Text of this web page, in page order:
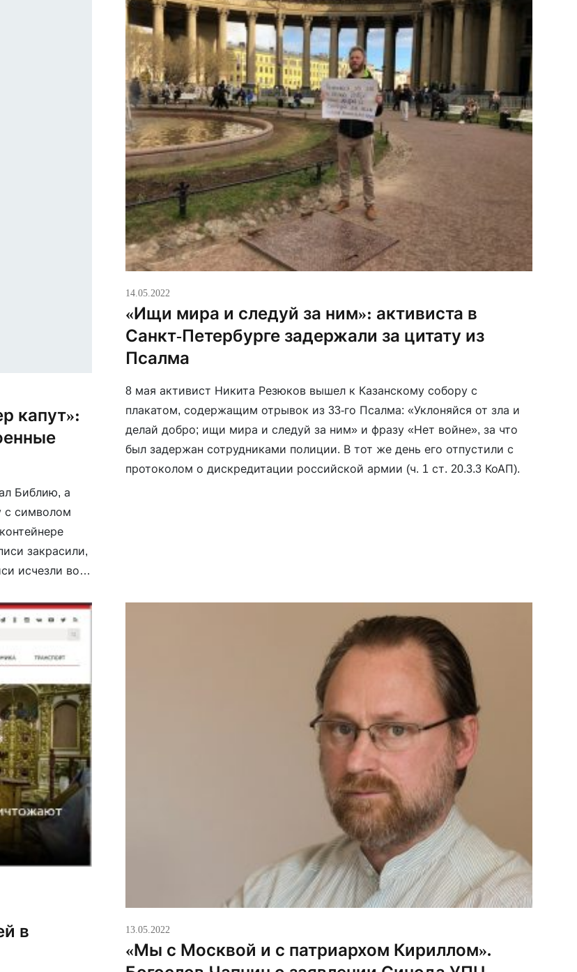
капут»:
Библию, а
с символом
закрасили,
исчезли во
14.05.2022
«Ищи мира и следуй за ним»: активиста в
Санкт-Петербурге задержали за цитату из
Псалма
8 мая активист Никита Резюков вышел к Казанскому собору с
плакатом, содержащим отрывок из 33-го Псалма: «Уклоняйся от зла и
делай добро; ищи мира и следуй за ним» и фразу «Нет войне», за что
был задержан сотрудниками полиции. В тот же день его отпустили с
протоколом о дискредитации российской армии (ч. 1 ст. 20.3.3 КоАП).
в
13.05.2022
«Мы с Москвой и с патриархом Кириллом».